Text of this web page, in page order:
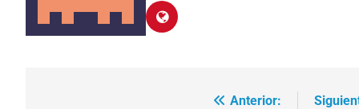
Anterior: